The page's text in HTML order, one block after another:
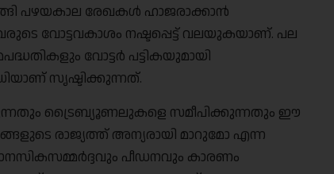
പഴയകാല രേഖകൾ ഹാജരാക്കാൻ
വോട്ടവകാശം നഷ്ടപ്പെട്ട് വലയുകയാണ്. പല
വോട്ടർ പട്ടികയുമായി
സൃഷ്ടിക്കുന്നത്.
ട്രൈബ്യൂണലുകളെ സമീപിക്കുന്നതും ഈ
രാജ്യത്ത് അന്യരായി മാറുമോ എന്ന
പീഡനവും കാരണം